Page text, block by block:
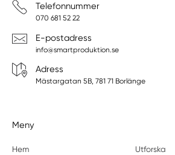
Telefonnummer
070 681 52 22
E-postadress
info@smartproduktion.se
Adress
Mästargatan 5B, 781 71 Borlänge
Meny
Hem Utforska